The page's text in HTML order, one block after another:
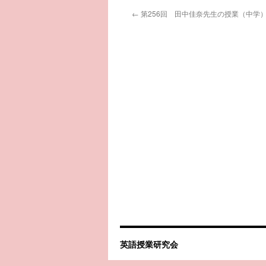
← 第256回 田中佳奈先生の授業（中学）
英語授業研究会